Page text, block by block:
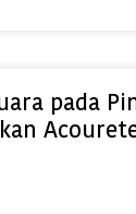
pada